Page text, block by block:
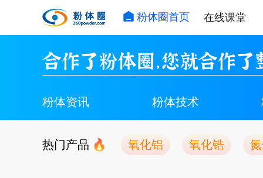
粉体圈首页 在线课堂
合作了粉体圈，您就合作了
粉体资讯 粉体技术
热门产品 氧化铝 氧化锆